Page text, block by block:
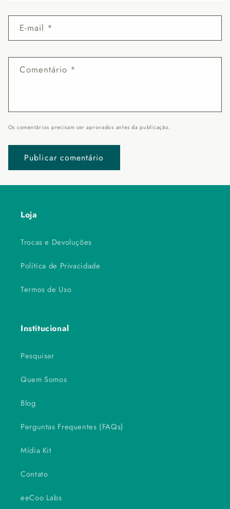
E-mail *
Comentário *
Os comentários precisam ser aprovados antes da publicação.
Loja
Trocas e Devoluções
Política de Privacidade
Termos de Uso
Institucional
Pesquisar
Quem Somos
Blog
Perguntas Frequentes (FAQs)
Mídia Kit
Contato
eeCoo Labs